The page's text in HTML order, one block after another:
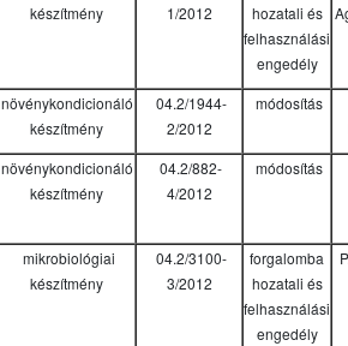
készítmény
1/2012
hozatali és
felhasználási
engedély
növénykondicionáló
készítmény
04.2/1944-
2/2012
módosítás
növénykondicionáló
készítmény
04.2/882-
4/2012
módosítás
mikrobiológiai
készítmény
04.2/3100-
3/2012
forgalomba
hozatali és
felhasználási
engedély